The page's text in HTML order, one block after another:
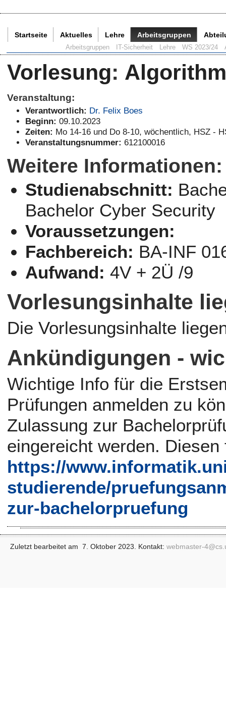
Startseite Aktuelles Lehre Arbeitsgruppen
Arbeitsgruppen IT-Sicherheit Lehre WS 2023/24
Vorlesung:
Veranstaltung:
Verantwortlich: Dr. Felix Boes
Beginn: 09.10.2023
Zeiten: Mo 14-16 und Do 8-10, wöchentlich, HSZ -
Veranstaltungsnummer: 612100016
Weitere Informationen:
Studienabschnitt:
Bachelor Cyber Security
Voraussetzungen:
Fachbereich: BA-INF
Aufwand: 4V + 2Ü /9
Vorlesungsinhalte
Die Vorlesungsinhalte
Ankündigungen -
Wichtige Info für die
Prüfungen anmelden zu
Zulassung zur
eingereicht werden.
https://
studierende/
zur-bachelorpruefung
Zuletzt bearbeitet am 7. Oktober 2023. Kontakt: webmaster-4@